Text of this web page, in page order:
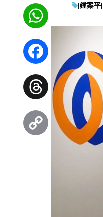
|鍾案平|
WhatsApp
Facebook
Threads